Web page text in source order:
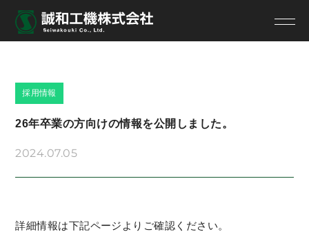
採用情報
26年卒業の方向けの情報を公開しました。
2024.07.05
詳細情報は下記ページよりご確認ください。